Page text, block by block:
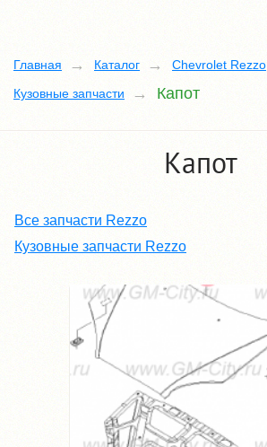
Главная Каталог
Chevrolet Rezzo
Кузовные запчасти
Капот
Капот
Все запчасти Rezzo
Кузовные запчасти Rezzo